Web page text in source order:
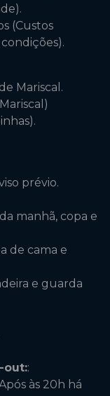
(Custos
Mariscal.
prévio.
manhã, copa e
de cama e
e guarda
out::
às 20h há